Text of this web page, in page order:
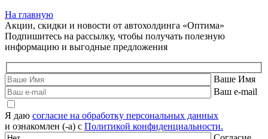
На главную
Акции, скидки и новости от автохолдинга «Оптима»
Подпишитесь на рассылку, чтобы получать полезную
информацию и выгодные предложения
Ваше Имя
Ваш e-mail
Я даю согласие на обработку персональных данных
и ознакомлен (-а) с Политикой конфиденциальности.